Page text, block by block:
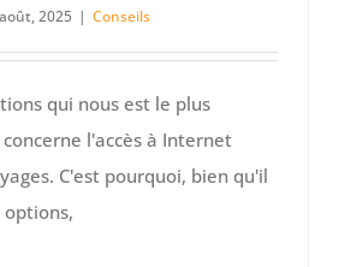
2025 | Conseils
qui nous est le plus
l'accès à Internet
C'est pourquoi, bien qu'il